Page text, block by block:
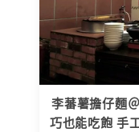
李蕃薯擔仔麵
巧也能吃飽 手